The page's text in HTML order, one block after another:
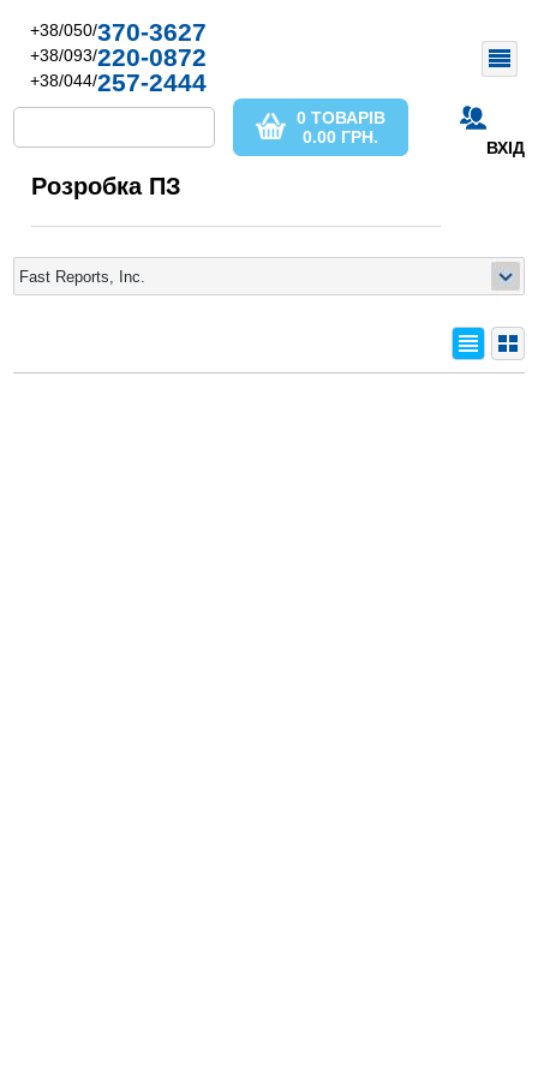
+38/050/370-3627
+38/093/220-0872
+38/044/257-2444
ВХІД
0 ТОВАРІВ
0.00 ГРН.
Розробка ПЗ